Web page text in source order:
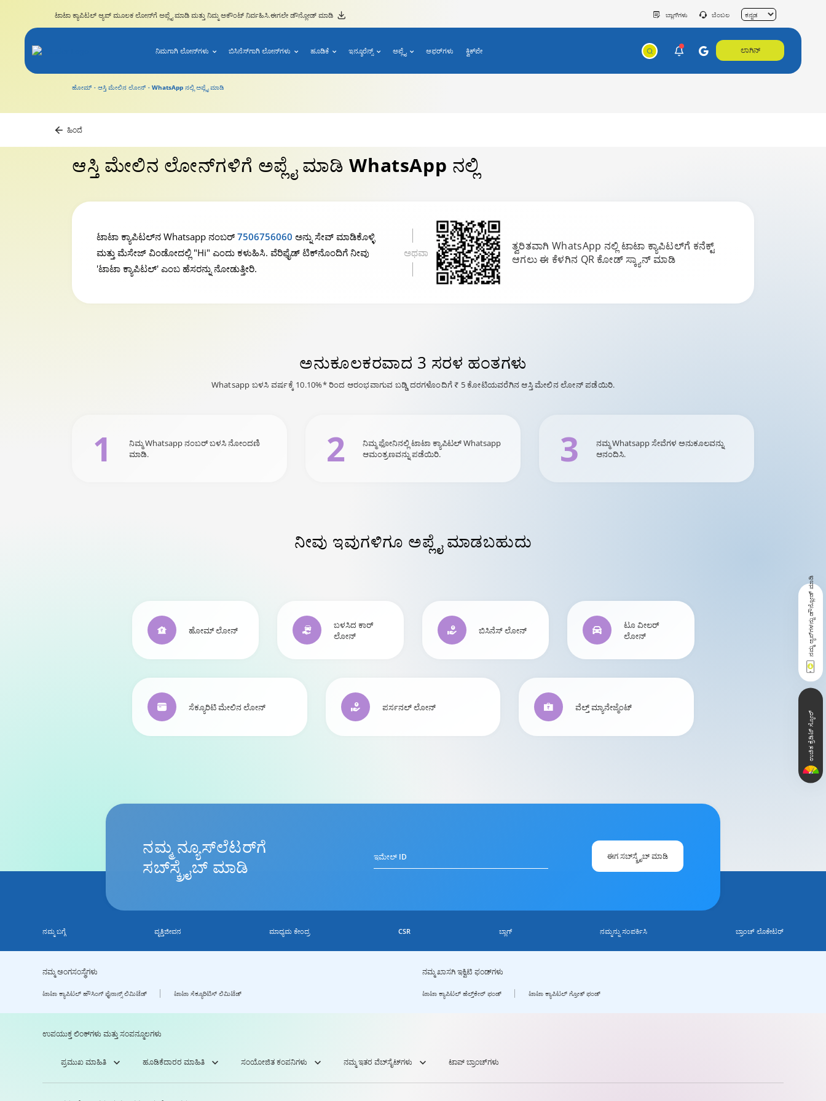
ಟಾಟಾ ಕ್ಯಾಪಿಟಲ್ ಆ್ಯಪ್ ಮೂಲಕ ಲೋನ್‌ಗೆ ಅಪ್ಲೈ ಮಾಡಿ ಮತ್ತು ನಿಮ್ಮ ಅಕೌಂಟ್ ನಿರ್ವಹಿಸಿ.ಈಗಲೇ ಡೌನ್ಲೋಡ್ ಮಾಡಿ ಬ್ಲಾಗ್‌ಗಳು ಬೆಂಬಲ
ನಿಮಗಾಗಿ ಲೋನ್‌ಗಳು ಬಿಸಿನೆಸ್‌ಗಾಗಿ ಲೋನ್‌ಗಳು ಹೂಡಿಕೆ ಇನ್ಶೂರೆನ್ಸ್ ಅಪ್ಲೈ ಆಫರ್‌ಗಳು ಕ್ವಿಕ್‌ಪೇ ಲಾಗಿನ್‌
ಹೋಮ್ ಆಸ್ತಿ ಮೇಲಿನ ಲೋನ್ WhatsApp ನಲ್ಲಿ ಅಪ್ಲೈ ಮಾಡಿ
ಹಿಂದೆ
ಆಸ್ತಿ ಮೇಲಿನ ಲೋನ್‌ಗಳಿಗೆ ಅಪ್ಲೈ ಮಾಡಿ WhatsApp ನಲ್ಲಿ
ಟಾಟಾ ಕ್ಯಾಪಿಟಲ್‌ನ Whatsapp ನಂಬರ್ 7506756060 ಅನ್ನು ಸೇವ್ ಮಾಡಿಕೊಳ್ಳಿ
ಮತ್ತು ಮೆಸೇಜ್ ವಿಂಡೋದಲ್ಲಿ "Hi" ಎಂದು ಕಳುಹಿಸಿ. ವೆರಿಫೈಡ್ ಟಿಕ್‌ನೊಂದಿಗೆ ನೀವು
'ಟಾಟಾ ಕ್ಯಾಪಿಟಲ್' ಎಂಬ ಹೆಸರನ್ನು ನೋಡುತ್ತೀರಿ.
ಅಥವಾ
ತ್ವರಿತವಾಗಿ WhatsApp ನಲ್ಲಿ ಟಾಟಾ ಕ್ಯಾಪಿಟಲ್‌ಗೆ ಕನೆಕ್ಟ್
ಆಗಲು ಈ ಕೆಳಗಿನ QR ಕೋಡ್ ಸ್ಕ್ಯಾನ್ ಮಾಡಿ
ಅನುಕೂಲಕರವಾದ 3 ಸರಳ ಹಂತಗಳು
Whatsapp ಬಳಸಿ ವರ್ಷಕ್ಕೆ 10.10%* ರಿಂದ ಆರಂಭವಾಗುವ ಬಡ್ಡಿ ದರಗಳೊಂದಿಗೆ ₹ 5 ಕೋಟಿಯವರೆಗಿನ ಆಸ್ತಿ ಮೇಲಿನ ಲೋನ್ ಪಡೆಯಿರಿ.
1
ನಿಮ್ಮ Whatsapp ನಂಬರ್ ಬಳಸಿ ನೋಂದಣಿ
ಮಾಡಿ.
2
ನಿಮ್ಮ ಫೋನಿನಲ್ಲಿ ಟಾಟಾ ಕ್ಯಾಪಿಟಲ್ Whatsapp
ಆಮಂತ್ರಣವನ್ನು ಪಡೆಯಿರಿ.
3
ನಮ್ಮ Whatsapp ಸೇವೆಗಳ ಅನುಕೂಲವನ್ನು
ಆನಂದಿಸಿ.
ನೀವು ಇವುಗಳಿಗೂ ಅಪ್ಲೈ ಮಾಡಬಹುದು
ಹೋಮ್ ಲೋನ್‌
ಬಳಸಿದ ಕಾರ್
ಲೋನ್
ಬಿಸಿನೆಸ್ ಲೋನ್
ಟೂ ವೀಲರ್
ಲೋನ್
ಸೆಕ್ಯೂರಿಟಿ ಮೇಲಿನ ಲೋನ್ ಪರ್ಸನಲ್ ಲೋನ್ ವೆಲ್ತ್ ಮ್ಯಾನೇಜ್ಮೆಂಟ್
ನಮ್ಮನ್ಯೂಸ್‌ಲೆಟರ್‌ಗೆ
ಸಬ್‌ಸ್ಕ್ರೈಬ್ ಮಾಡಿ
ಇಮೇಲ್ ID ಈಗ ಸಬ್‌ಸ್ಕ್ರೈಬ್ ಮಾಡಿ
ನಮ್ಮ ಬಗ್ಗೆ ವೃತ್ತಿಜೀವನ ಮಾಧ್ಯಮ ಕೇಂದ್ರ CSR ಬ್ಲಾಗ್ ನಮ್ಮನ್ನು ಸಂಪರ್ಕಿಸಿ ಬ್ರಾಂಚ್ ಲೊಕೇಟರ್
ನಮ್ಮ ಅಂಗಸಂಸ್ಥೆಗಳು
ಟಾಟಾ ಕ್ಯಾಪಿಟಲ್ ಹೌಸಿಂಗ್ ಫೈನಾನ್ಸ್ ಲಿಮಿಟೆಡ್ ಟಾಟಾ ಸೆಕ್ಯೂರಿಟಿಸ್ ಲಿಮಿಟೆಡ್
ನಮ್ಮ ಖಾಸಗಿ ಇಕ್ವಿಟಿ ಫಂಡ್‌ಗಳು
ಟಾಟಾ ಕ್ಯಾಪಿಟಲ್ ಹೆಲ್ತ್‌ಕೇರ್ ಫಂಡ್ ಟಾಟಾ ಕ್ಯಾಪಿಟಲ್ ಗ್ರೋತ್ ಫಂಡ್
ಉಪಯುಕ್ತ ಲಿಂಕ್‌ಗಳು ಮತ್ತು ಸಂಪನ್ಮೂಲಗಳು
ಪ್ರಮುಖ ಮಾಹಿತಿ ಹೂಡಿಕೆದಾರರ ಮಾಹಿತಿ ಸಂಯೋಜಿತ ಕಂಪನಿಗಳು ನಮ್ಮ ಇತರ ವೆಬ್‌ಸೈಟ್‌ಗಳು ಟಾಪ್ ಬ್ರಾಂಚ್‌ಗಳು
ನಮ್ಮ ಆ್ಯಪ್‌ಗಳನ್ನು ಡೌನ್ಲೋಡ್ ಮಾಡಿ
ಉಚಿತ ಕ್ರೆಡಿಟ್ ಸ್ಕೋರ್